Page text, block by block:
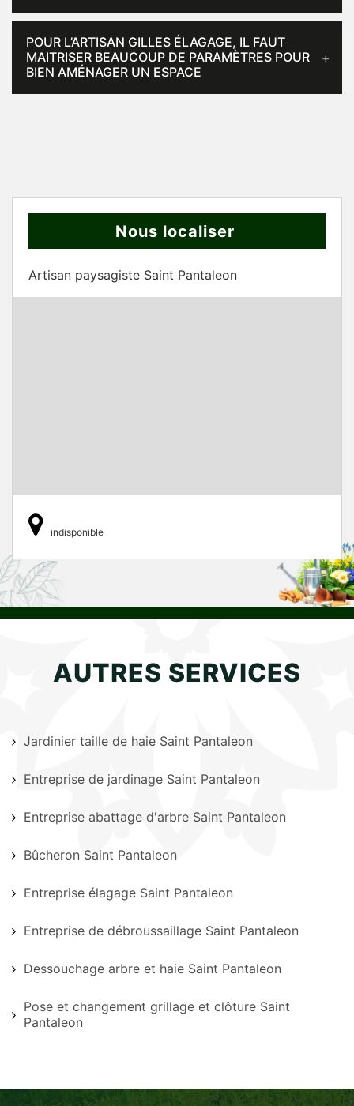
POUR L’ARTISAN GILLES ÉLAGAGE, IL FAUT
MAITRISER BEAUCOUP DE PARAMÈTRES POUR
BIEN AMÉNAGER UN ESPACE
Nous localiser
Artisan paysagiste Saint Pantaleon
indisponible
AUTRES SERVICES
Jardinier taille de haie Saint Pantaleon
Entreprise de jardinage Saint Pantaleon
Entreprise abattage d'arbre Saint Pantaleon
Bûcheron Saint Pantaleon
Entreprise élagage Saint Pantaleon
Entreprise de débroussaillage Saint Pantaleon
Dessouchage arbre et haie Saint Pantaleon
Pose et changement grillage et clôture Saint
Pantaleon